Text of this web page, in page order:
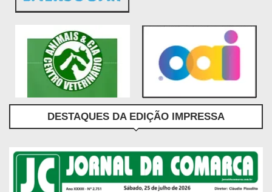
DESTAQUES DA EDIÇÃO IMPRESSA